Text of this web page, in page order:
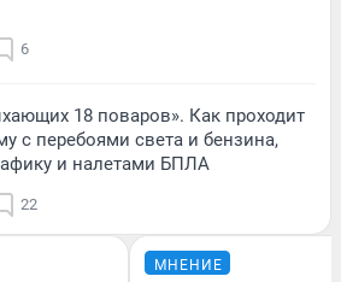
6
18 поваров». Как проходит
с перебоями света и бензина,
и налетами БПЛА
22
МНЕНИЕ